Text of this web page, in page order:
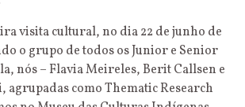
visita cultural, no dia 22 de junho de
o grupo de todos os Junior e Senior
nós – Flavia Meireles, Berit Callsen e
como Thematic Research